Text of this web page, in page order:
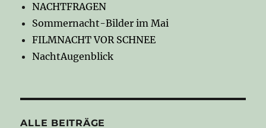
NACHTFRAGEN
Sommernacht-Bilder im Mai
FILMNACHT VOR SCHNEE
NachtAugenblick
ALLE BEITRÄGE